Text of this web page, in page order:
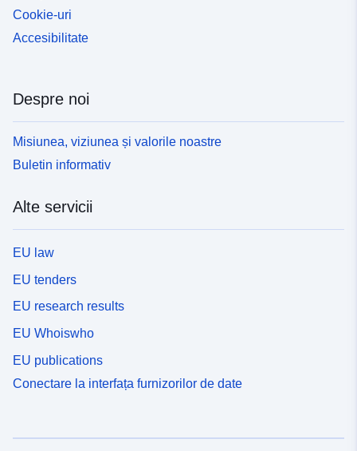
Cookie-uri
Accesibilitate
Despre noi
Misiunea, viziunea și valorile noastre
Buletin informativ
Alte servicii
EU law
EU tenders
EU research results
EU Whoiswho
EU publications
Conectare la interfața furnizorilor de date